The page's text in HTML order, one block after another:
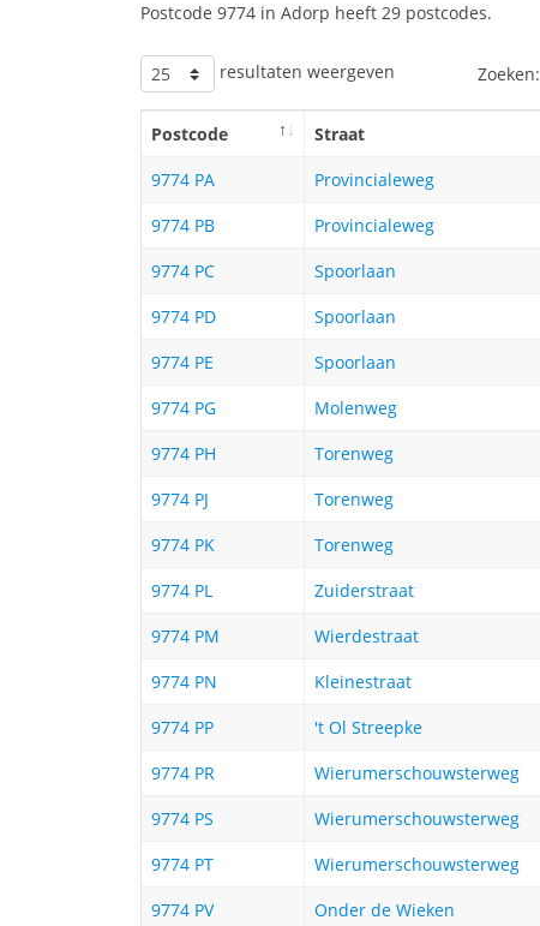
Postcode 9774 in Adorp heeft 29 postcodes.
resultaten weergeven Zoeken:
Postcode Straat
9774 PA
Provincialeweg
9774 PB
Provincialeweg
9774 PC
Spoorlaan
9774 PD
Spoorlaan
9774 PE
Spoorlaan
9774 PG
Molenweg
9774 PH
Torenweg
9774 PJ
Torenweg
9774 PK
Torenweg
9774 PL
Zuiderstraat
9774 PM
Wierdestraat
9774 PN
Kleinestraat
9774 PP
't Ol Streepke
9774 PR
Wierumerschouwsterweg
9774 PS
Wierumerschouwsterweg
9774 PT
Wierumerschouwsterweg
9774 PV
Onder de Wieken